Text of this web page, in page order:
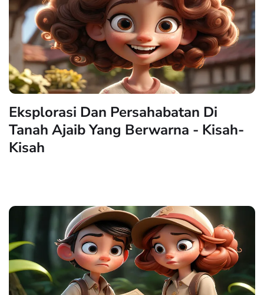
Eksplorasi Dan Persahabatan Di
Tanah Ajaib Yang Berwarna - Kisah-
Kisah